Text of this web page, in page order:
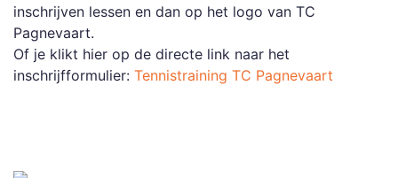
inschrijven lessen en dan op het logo van TC
Pagnevaart.
Of je klikt hier op de directe link naar het
inschrijfformulier: Tennistraining TC Pagnevaart